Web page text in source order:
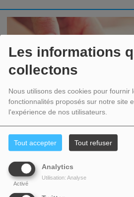
Les informations
collectons
Nous utilisons des cookies pour fournir
fonctionnalités proposés sur notre site
l'expérience de nos utilisateurs.
Tout accepter Tout refuser
Analytics
Activé
Utilisation: Analyse
nouvelle étude montre que les
C'est dans le journal '' Ultrasound'' de laBritish
cette nouvelle étude est dévoilée.C'est une
les fœtus réagissent à la musique.
qu'aucun son ne pouvaient être entendu par le